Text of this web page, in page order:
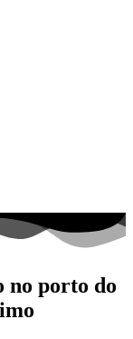
no porto do